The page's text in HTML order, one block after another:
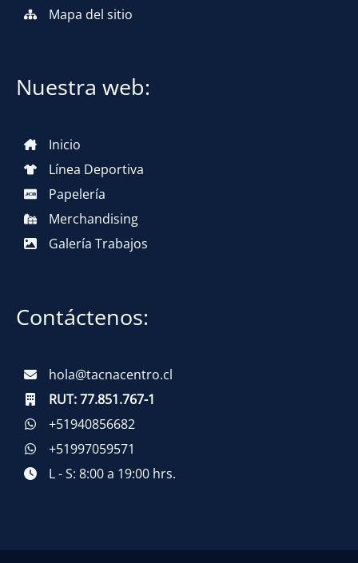
Mapa del sitio
Nuestra web:
Inicio
Línea Deportiva
Papelería
Merchandising
Galería Trabajos
Contáctenos:
hola@tacnacentro.cl
RUT:77.851.767-1
+51940856682
+51997059571
L - S: 8:00 a 19:00 hrs.